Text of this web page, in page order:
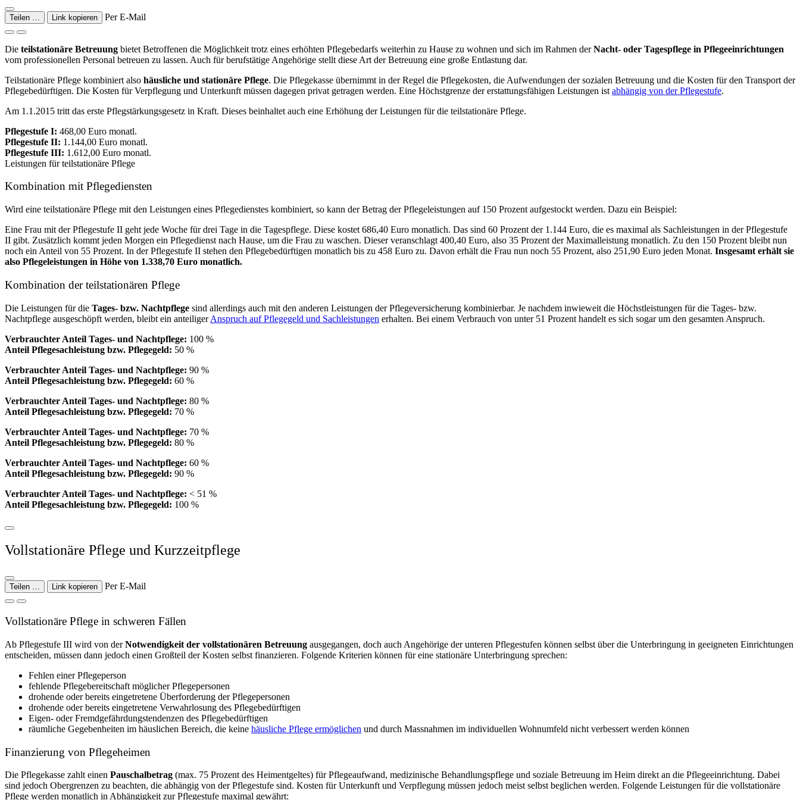
Teilen … Link kopieren Per E-Mail
Die teilstationäre Betreuung bietet Betroffenen die Möglichkeit trotz eines erhöhten Pflegebedarfs weiterhin zu Hause zu wohnen und sich im Rahmen derNacht- oder Tagespflege in Pflegeeinrichtungen
vom professionellen Personal betreuen zu lassen. Auch für berufstätige Angehörige stellt diese Art der Betreuung eine große Entlastung dar.
Teilstationäre Pflege kombiniert also häusliche und stationäre Pflege. Die Pflegekasse übernimmt in der Regel die Pflegekosten, die Aufwendungen der sozialen Betreuung und die Kosten für den Transport der
Pflegebedürftigen. Die Kosten für Verpflegung und Unterkunft müssen dagegen privat getragen werden. Eine Höchstgrenze der erstattungsfähigen Leistungen ist abhängig von der Pflegestufe.
Am 1.1.2015 tritt das erste Pflegstärkungsgesetz in Kraft. Dieses beinhaltet auch eine Erhöhung der Leistungen für die teilstationäre Pflege.
Pflegestufe I: 468,00 Euro monatl.
Pflegestufe II: 1.144,00 Euro monatl.
Pflegestufe III: 1.612,00 Euro monatl.
Leistungen für teilstationäre Pflege
Kombination mit Pflegediensten
Wird eine teilstationäre Pflege mit den Leistungen eines Pflegedienstes kombiniert, so kann der Betrag der Pflegeleistungen auf 150 Prozent aufgestockt werden. Dazu ein Beispiel:
Eine Frau mit der Pflegestufe II geht jede Woche für drei Tage in die Tagespflege. Diese kostet 686,40 Euro monatlich. Das sind 60 Prozent der 1.144 Euro, die es maximal als Sachleistungen in der Pflegestufe
II gibt. Zusätzlich kommt jeden Morgen ein Pflegedienst nach Hause, um die Frau zu waschen. Dieser veranschlagt 400,40 Euro, also 35 Prozent der Maximalleistung monatlich. Zu den 150 Prozent bleibt nun
noch ein Anteil von 55 Prozent. In der Pflegestufe II stehen den Pflegebedürftigen monatlich bis zu 458 Euro zu. Davon erhält die Frau nun noch 55 Prozent, also 251,90 Euro jeden Monat. Insgesamt erhält sie
also Pflegeleistungen in Höhe von 1.338,70 Euro monatlich.
Kombination der teilstationären Pflege
Die Leistungen für die Tages- bzw. Nachtpflege sind allerdings auch mit den anderen Leistungen der Pflegeversicherung kombinierbar. Je nachdem inwieweit die Höchstleistungen für die Tages- bzw.
Nachtpflege ausgeschöpft werden, bleibt ein anteiligerAnspruch auf Pflegegeld und Sachleistungen erhalten. Bei einem Verbrauch von unter 51 Prozent handelt es sich sogar um den gesamten Anspruch.
Verbrauchter Anteil Tages- und Nachtpflege: 100 %
Anteil Pflegesachleistung bzw. Pflegegeld: 50 %
Verbrauchter Anteil Tages- und Nachtpflege: 90 %
Anteil Pflegesachleistung bzw. Pflegegeld: 60 %
Verbrauchter Anteil Tages- und Nachtpflege: 80 %
Anteil Pflegesachleistung bzw. Pflegegeld: 70 %
Verbrauchter Anteil Tages- und Nachtpflege: 70 %
Anteil Pflegesachleistung bzw. Pflegegeld: 80 %
Verbrauchter Anteil Tages- und Nachtpflege: 60 %
Anteil Pflegesachleistung bzw. Pflegegeld: 90 %
Verbrauchter Anteil Tages- und Nachtpflege: < 51 %
Anteil Pflegesachleistung bzw. Pflegegeld: 100 %
Vollstationäre Pflege und Kurzzeitpflege
Teilen … Link kopieren Per E-Mail
Vollstationäre Pflege in schweren Fällen
Ab Pflegestufe III wird von derNotwendigkeit der vollstationären Betreuung ausgegangen, doch auch Angehörige der unteren Pflegestufen können selbst über die Unterbringung in geeigneten Einrichtungen
entscheiden, müssen dann jedoch einen Großteil der Kosten selbst finanzieren. Folgende Kriterien können für eine stationäre Unterbringung sprechen:
Fehlen einer Pflegeperson
fehlende Pflegebereitschaft möglicher Pflegepersonen
drohende oder bereits eingetretene Überforderung der Pflegepersonen
drohende oder bereits eingetretene Verwahrlosung des Pflegebedürftigen
Eigen- oder Fremdgefährdungstendenzen des Pflegebedürftigen
räumliche Gegebenheiten im häuslichen Bereich, die keine häusliche Pflege ermöglichen und durch Massnahmen im individuellen Wohnumfeld nicht verbessert werden können
Finanzierung von Pflegeheimen
Die Pflegekasse zahlt einen Pauschalbetrag (max. 75 Prozent des Heimentgeltes) für Pflegeaufwand, medizinische Behandlungspflege und soziale Betreuung im Heim direkt an die Pflegeeinrichtung. Dabei
sind jedoch Obergrenzen zu beachten, die abhängig von der Pflegestufe sind. Kosten für Unterkunft und Verpflegung müssen jedoch meist selbst beglichen werden. Folgende Leistungen für die vollstationäre
Pflege werden monatlich in Abhängigkeit zur Pflegestufe maximal gewährt: